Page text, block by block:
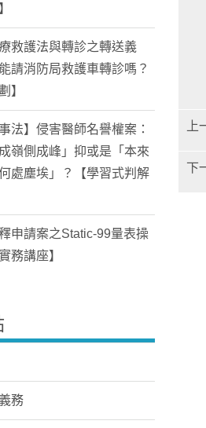
上
下
救護法與轉診之轉送義
請消防局救護車轉診嗎？
】
法】侵害醫師名譽權案：
嶺側成峰」抑或是「本來
處塵埃」？【學習式判解
申請案之Static-99量表操
務講座】
務